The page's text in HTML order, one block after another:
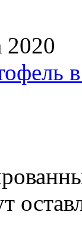
2020